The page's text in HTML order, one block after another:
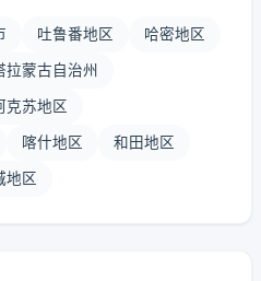
吐鲁番地区 哈密地区
拉蒙古自治州
克苏地区
喀什地区 和田地区
地区